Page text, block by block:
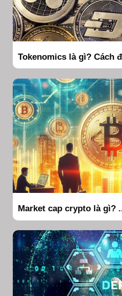
Tokenomics là gì? Cách
Market cap crypto là gì?